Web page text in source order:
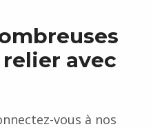
avec
vous à nos